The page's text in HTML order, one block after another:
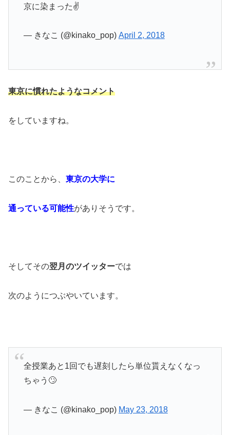
京に染まった✌️
— きなこ (@kinako_pop) April 2, 2018
東京に慣れたようなコメント
をしていますね。
このことから、 東京の大学に
通っている可能性がありそうです。
そしてその翌月のツイッターでは
次のようにつぶやいています。
全授業あと1回でも遅刻したら単位貰えなくなっ
ちゃう🙄
— きなこ (@kinako_pop) May 23, 2018